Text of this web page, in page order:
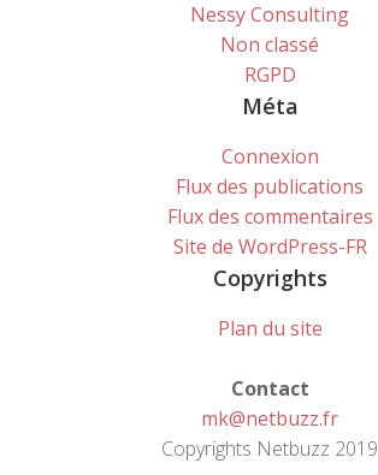
Nessy Consulting
Non classé
RGPD
Méta
Connexion
Flux des publications
Flux des commentaires
Site de WordPress-FR
Copyrights
Plan du site
Contact
mk@netbuzz.fr
Copyrights Netbuzz 2019